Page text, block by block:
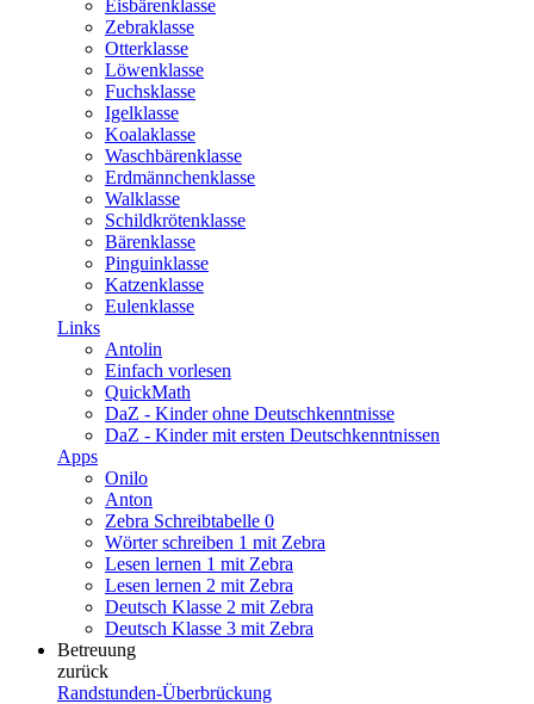
Eisbärenklasse
Zebraklasse
Otterklasse
Löwenklasse
Fuchsklasse
Igelklasse
Koalaklasse
Waschbärenklasse
Erdmännchenklasse
Walklasse
Schildkrötenklasse
Bärenklasse
Pinguinklasse
Katzenklasse
Eulenklasse
Links
Antolin
Einfach vorlesen
QuickMath
DaZ - Kinder ohne Deutschkenntnisse
DaZ - Kinder mit ersten Deutschkenntnissen
Apps
Onilo
Anton
Zebra Schreibtabelle 0
Wörter schreiben 1 mit Zebra
Lesen lernen 1 mit Zebra
Lesen lernen 2 mit Zebra
Deutsch Klasse 2 mit Zebra
Deutsch Klasse 3 mit Zebra
Betreuung
zurück
Randstunden-Überbrückung